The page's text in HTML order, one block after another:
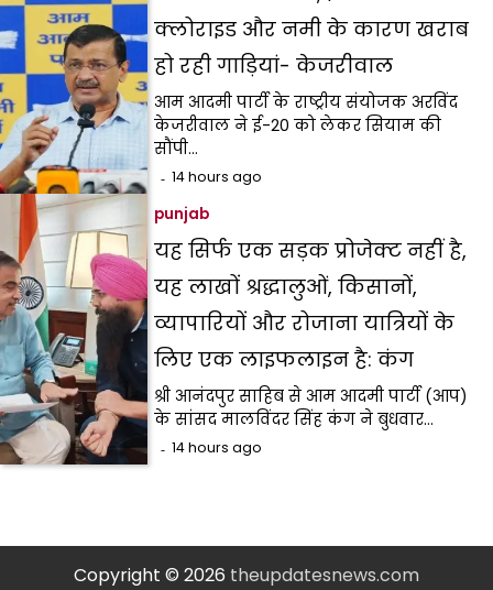
क्लोराइड और नमी के कारण खराब
हो रही गाड़ियां- केजरीवाल
आम आदमी पार्टी के राष्ट्रीय संयोजक अरविंद
केजरीवाल ने ई-20 को लेकर सियाम की
सौंपी…
14 hours ago
punjab
यह सिर्फ एक सड़क प्रोजेक्ट नहीं है,
यह लाखों श्रद्धालुओं, किसानों,
व्यापारियों और रोजाना यात्रियों के
लिए एक लाइफलाइन है: कंग
श्री आनंदपुर साहिब से आम आदमी पार्टी (आप)
के सांसद मालविंदर सिंह कंग ने बुधवार…
14 hours ago
Copyright © 2026 theupdatesnews.com